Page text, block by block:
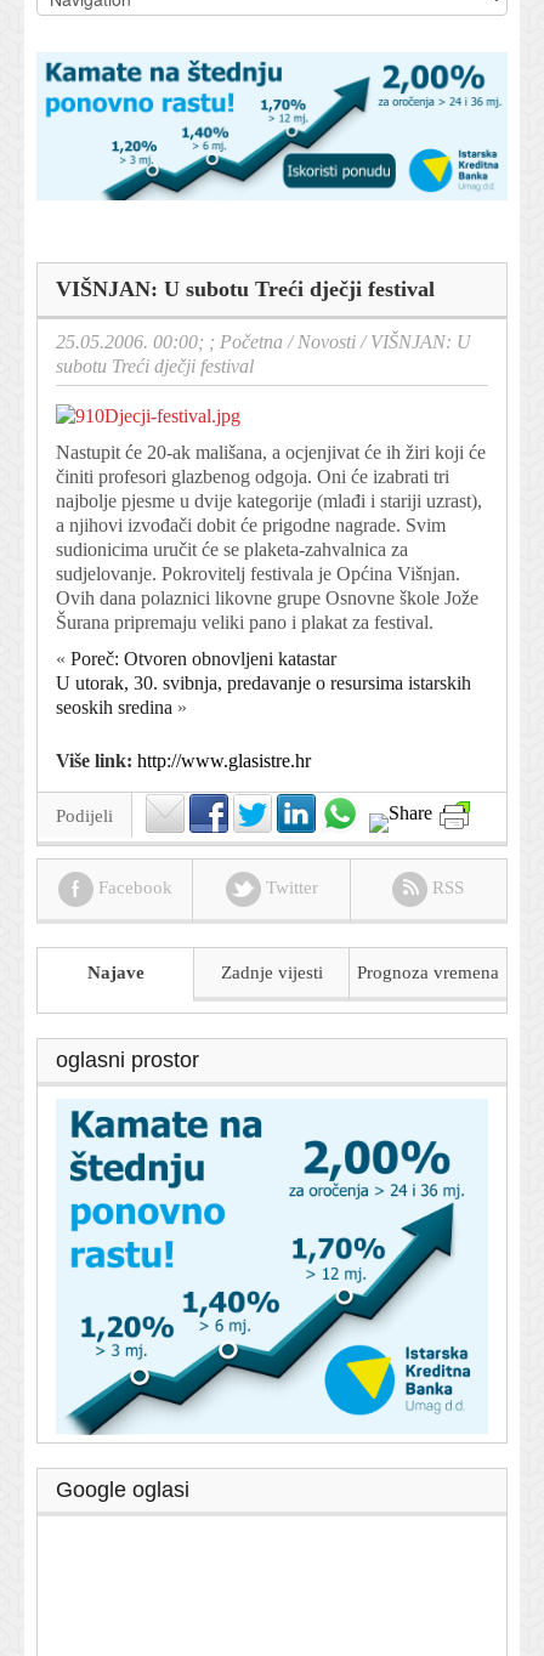
VIŠNJAN: U subotu Treći dječji festival
25.05.2006. 00:00; ; Početna /Novosti /VIŠNJAN: U
subotu Treći dječji festival
Nastupit će 20-ak mališana, a ocjenjivat će ih žiri koji će
činiti profesori glazbenog odgoja. Oni će izabrati tri
najbolje pjesme u dvije kategorije (mlađi i stariji uzrast),
a njihovi izvođači dobit će prigodne nagrade. Svim
sudionicima uručit će se plaketa-zahvalnica za
sudjelovanje. Pokrovitelj festivala je Općina Višnjan.
Ovih dana polaznici likovne grupe Osnovne škole Jože
Šurana pripremaju veliki pano i plakat za festival.
« Poreč: Otvoren obnovljeni katastar
U utorak, 30. svibnja, predavanje o resursima istarskih
seoskih sredina »
Više link: http://www.glasistre.hr
Podijeli
Facebook Twitter RSS
Najave Zadnje vijesti Prognoza vremena
oglasni prostor
Google oglasi